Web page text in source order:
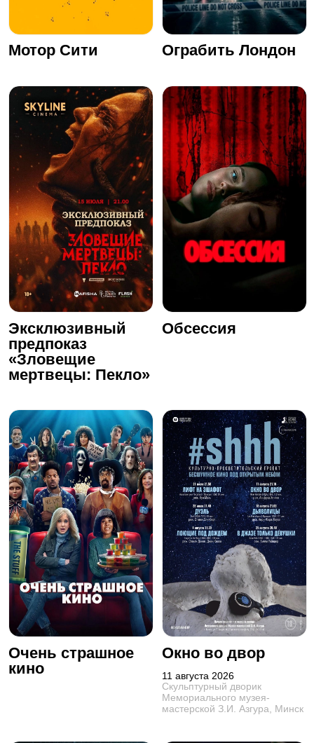
Мотор Сити Ограбить Лондон
Эксклюзивный
предпоказ
«Зловещие
мертвецы: Пекло»
Обсессия
Очень страшное
кино
Окно во двор
11 августа 2026
Скульптурный дворик
Мемориального музея-
мастерской З.И. Азгура, Минск